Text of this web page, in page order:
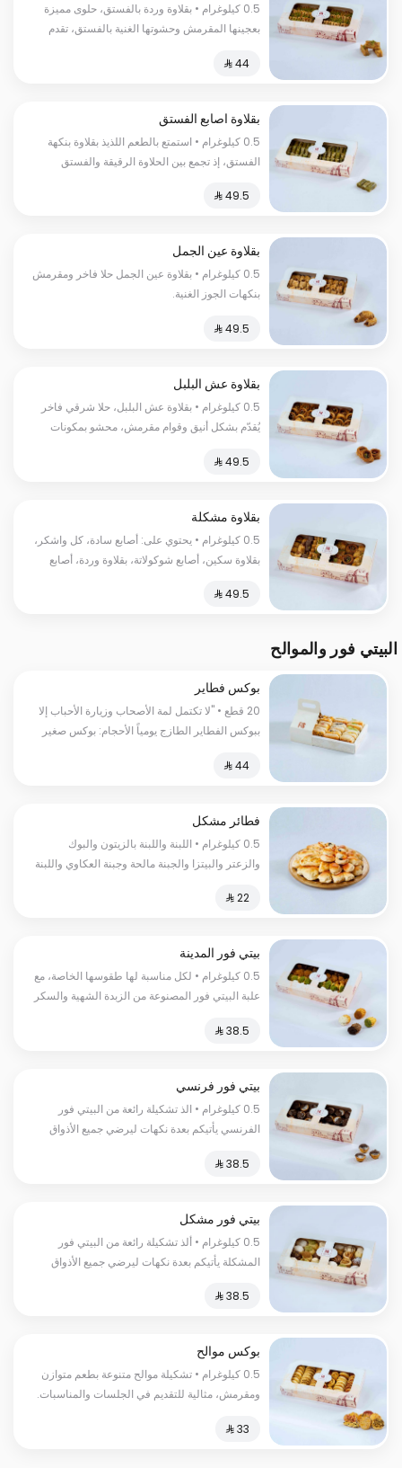
0.5 كيلوغرام • بقلاوة وردة بالفستق، حلوى مميزة
بعجينها المقرمش وحشوتها الغنية بالفستق، تقدم
الحرارية:١٣٠سعرة حرارية
⁨⁦‪‬ 44⁩
بقلاوة اصابع الفستق
0.5 كيلوغرام • استمتع بالطعم اللذيذ بقلاوة بنكهة
الفستق، إذ تجمع بين الحلاوة الرقيقة والفستق
حراریة
بقلاوة عين الجمل
0.5 كيلوغرام • بقلاوة عين الجمل حلا فاخر ومقرمش
بنكهات الجوز الغنية.
بقلاوة عش البلبل
0.5 كيلوغرام • بقلاوة عش البلبل، حلا شرقي فاخر
يُقدّم بشكل أنيق وقوام مقرمش، محشو بمكونات
حرارية
بقلاوة مشكلة
0.5 كيلوغرام • يحتوي على: أصابع سادة، كل واشكر،
بقلاوة سكين، أصابع شوكولاتة، بقلاوة وردة، أصابع
حرارية
البيتي فور والموالح
بوكس فطاير
20 قطع • "لا تكتمل لمة الأصحاب وزيارة الأحباب إلا
ببوكس الفطاير الطازج يومياً الأحجام: بوكس صغير
⁨⁦‪‬ 44⁩
فطائر مشكل
0.5 كيلوغرام • اللبنة واللبنة بالزيتون والبوك
والزعتر والبيتزا والجبنة مالحة وجبنة العكاوي واللبنة
الحرارية:١٣٠سعرة حرارية
⁨⁦‪‬ 22⁩
بيتي فور المدينة
0.5 كيلوغرام • لكل مناسبة لها طقوسها الخاصة، مع
علبة البيتي فور المصنوعة من الزبدة الشهية والسكر
الفاخر السعرات الحرارية:٢٥٠سعرة حرارية
بيتي فور فرنسي
0.5 كيلوغرام • الذ تشكيلة رائعة من البيتي فور
الفرنسي يأتيكم بعدة نكهات ليرضي جميع الأذواق
بيتي فور مشكل
0.5 كيلوغرام • ألذ تشكيلة رائعة من البيتي فور
المشكلة يأتيكم بعدة نكهات ليرضي جميع الأذواق
بوكس موالح
0.5 كيلوغرام • تشكيلة موالح متنوعة بطعم متوازن
ومقرمش، مثالية للتقديم في الجلسات والمناسبات.